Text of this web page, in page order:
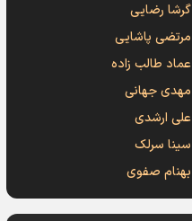
گرشا رضایی
مرتضی پاشایی
عماد طالب زاده
مهدی جهانی
علی ارشدی
سینا سرلک
بهنام صفوی